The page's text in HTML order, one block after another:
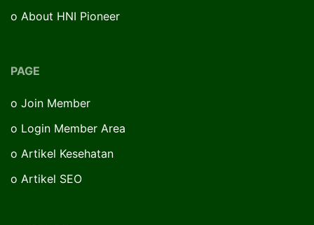
o About HNI Pioneer
PAGE
o Join Member
o Login Member Area
o Artikel Kesehatan
o Artikel SEO